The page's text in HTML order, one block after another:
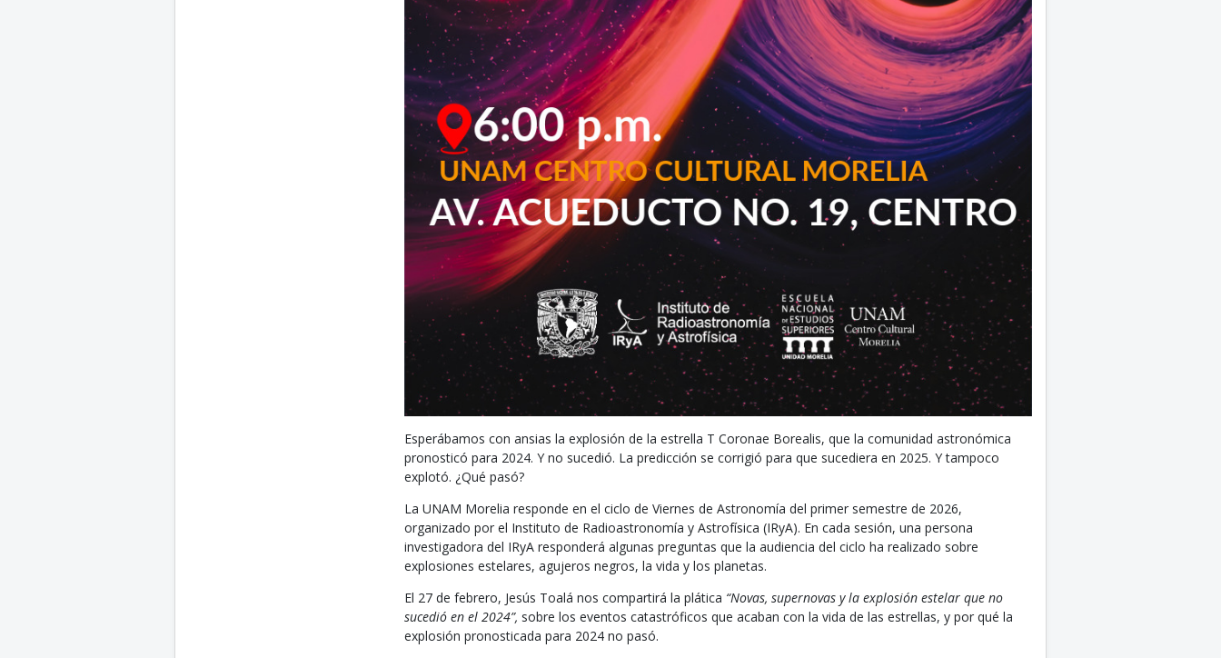
Esperábamos con ansias la explosión de la estrella T Coronae Borealis, que la comunidad astronómica
pronosticó para 2024. Y no sucedió. La predicción se corrigió para que sucediera en 2025. Y tampoco
explotó. ¿Qué pasó?
La UNAM Morelia responde en el ciclo de Viernes de Astronomía del primer semestre de 2026,
organizado por el Instituto de Radioastronomía y Astrofísica (IRyA). En cada sesión, una persona
investigadora del IRyA responderá algunas preguntas que la audiencia del ciclo ha realizado sobre
explosiones estelares, agujeros negros, la vida y los planetas.
El 27 de febrero, Jesús Toalá nos compartirá la plática “Novas, supernovas y la explosión estelar que no
sucedió en el 2024”, sobre los eventos catastróficos que acaban con la vida de las estrellas, y por qué la
explosión pronosticada para 2024 no pasó.